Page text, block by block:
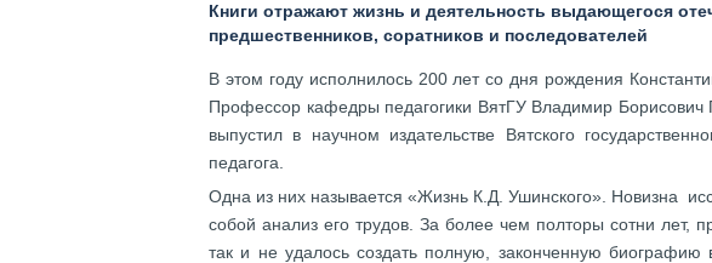
Книги отражают жизнь и деятельность выдающегося
предшественников, соратников и последователей
В этом году исполнилось 200 лет со дня рождения
Профессор кафедры педагогики ВятГУ Владимир Борисович
выпустил в научном издательстве Вятского
педагога.
Одна из них называется «Жизнь К.Д. Ушинского». Новизна
собой анализ его трудов. За более чем полторы сотни лет,
так и не удалось создать полную, законченную биографию